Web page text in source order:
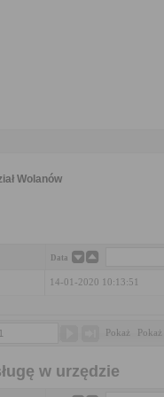
Wolanów
Data
14-01-2020 10:13:51
Pokaż Pokaż
w urzędzie